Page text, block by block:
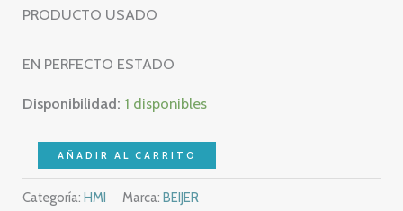
PRODUCTO USADO
EN PERFECTO ESTADO
Disponibilidad: 1 disponibles
BEIJER
ELECTRONICS
E1101/TETRA
AÑADIR AL CARRITO
Categoría:HMI Marca:BEIJER